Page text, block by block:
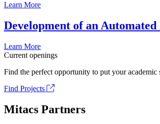
Learn More
Development of an
Learn More
Current openings
Find the perfect opportunity to put your
Find Projects
Mitacs Partners